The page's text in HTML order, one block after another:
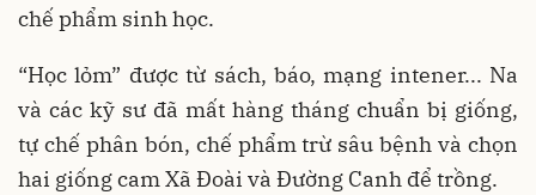
chế phẩm sinh học.
“Học lỏm” được từ sách, báo, mạng intener... Na
và các kỹ sư đã mất hàng tháng chuẩn bị giống,
tự chế phân bón, chế phẩm trừ sâu bệnh và chọn
hai giống cam Xã Đoài và Đường Canh để trồng.